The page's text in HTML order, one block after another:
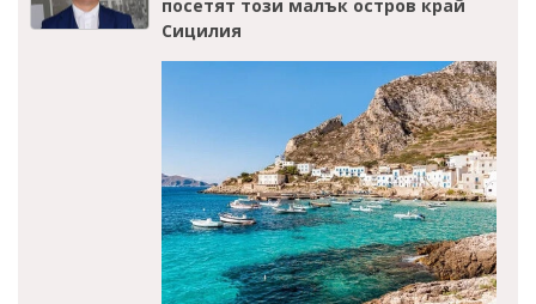
посетят този малък остров край
Сицилия